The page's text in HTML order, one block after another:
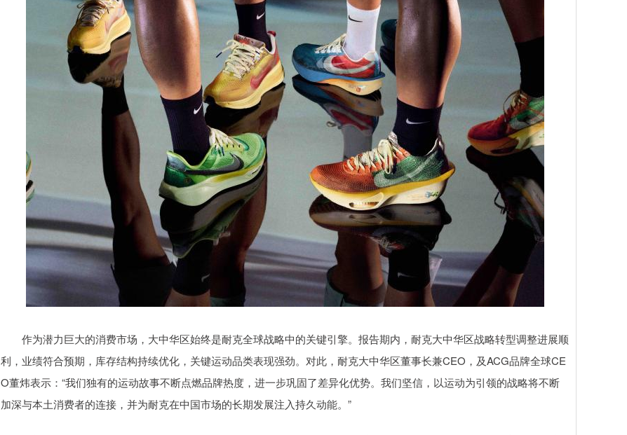
作为潜力巨大的消费市场，大中华区始终是耐克全球战略中的关键引擎。报告期内，耐克大中华区战略转型调整进展顺
利，业绩符合预期，库存结构持续优化，关键运动品类表现强劲。对此，耐克大中华区董事长兼CEO，及ACG品牌全球CE
O董炜表示：“我们独有的运动故事不断点燃品牌热度，进一步巩固了差异化优势。我们坚信，以运动为引领的战略将不断
加深与本土消费者的连接，并为耐克在中国市场的长期发展注入持久动能。”